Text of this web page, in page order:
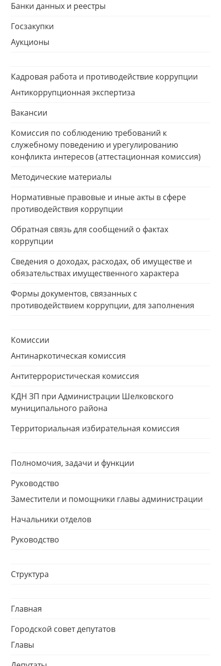
Банки данных и реестры
Госзакупки
Аукционы
Кадровая работа и противодействие коррупции
Антикоррупционная экспертиза
Вакансии
Комиссия по соблюдению требований к
служебному поведению и урегулированию
конфликта интересов (аттестационная комиссия)
Методические материалы
Нормативные правовые и иные акты в сфере
противодействия коррупции
Обратная связь для сообщений о фактах
коррупции
Сведения о доходах, расходах, об имуществе и
обязательствах имущественного характера
Формы документов, связанных с
противодействием коррупции, для заполнения
Комиссии
Антинаркотическая комиссия
Антитеррористическая комиссия
КДН ЗП при Администрации Шелковского
муниципального района
Территориальная избирательная комиссия
Полномочия, задачи и функции
Руководство
Заместители и помощники главы администрации
Начальники отделов
Руководство
Структура
Главная
Городской совет депутатов
Главы